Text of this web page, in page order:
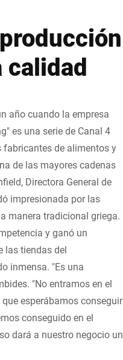
año cuando la empresa
es una serie de Canal 4
fabricantes de alimentos y
de las mayores cadenas
Directora General de
impresionada por las
manera tradicional griega.
y ganó un
las tiendas del
inmensa. "Es una
"No entramos en el
esperábamos conseguir
conseguido en el
dará a nuestro negocio un